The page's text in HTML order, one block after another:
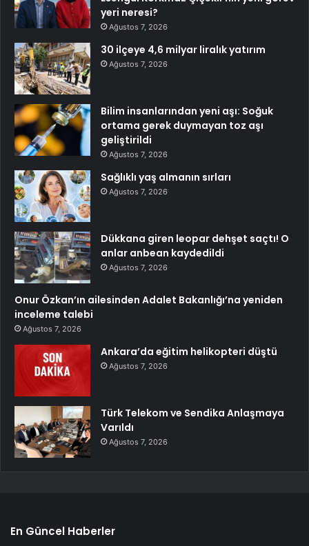
yeri neresi?
Ağustos 7, 2026
30 ilçeye 4,6 milyar liralık yatırım
Ağustos 7, 2026
Bilim insanlarından yeni aşı: Soğuk
ortama gerek duymayan toz aşı
geliştirildi
Ağustos 7, 2026
Sağlıklı yaş almanın sırları
Ağustos 7, 2026
Dükkana giren leopar dehşet saçtı! O
anlar anbean kaydedildi
Ağustos 7, 2026
Onur Özkan’ın ailesinden Adalet Bakanlığı’na yeniden
inceleme talebi
Ağustos 7, 2026
Ankara’da eğitim helikopteri düştü
Ağustos 7, 2026
Türk Telekom ve Sendika Anlaşmaya
Varıldı
Ağustos 7, 2026
En Güncel Haberler